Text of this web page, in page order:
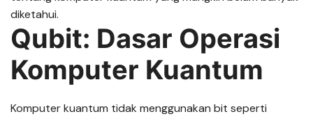
diketahui.
Qubit: Dasar Operasi
Komputer Kuantum
Komputer kuantum tidak menggunakan bit seperti